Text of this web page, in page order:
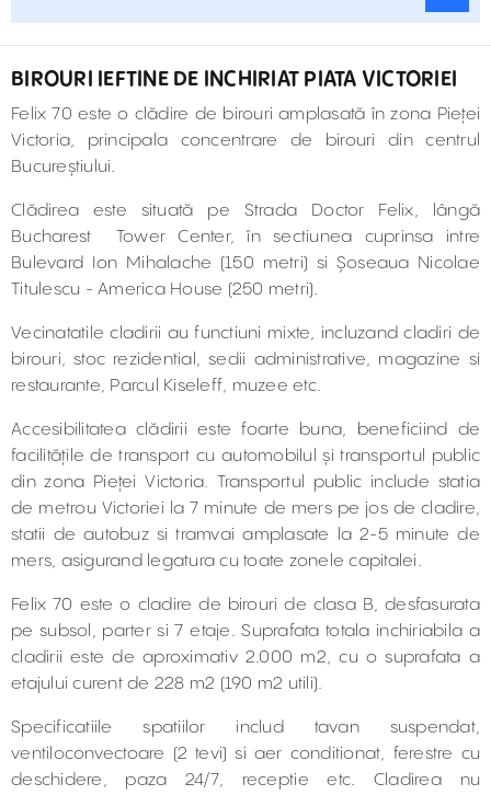
BIROURI IEFTINE DE INCHIRIAT PIATA VICTORIEI
Felix 70 este o clădire de birouri amplasată în zona Pieței
Victoria, principala concentrare de birouri din centrul
Bucureștiului.
Clădirea este situată pe Strada Doctor Felix, lângă
Bucharest Tower Center, în sectiunea cuprinsa intre
Bulevard Ion Mihalache (150 metri) si Șoseaua Nicolae
Titulescu - America House (250 metri).
Vecinatatile cladirii au functiuni mixte, incluzand cladiri de
birouri, stoc rezidential, sedii administrative, magazine si
restaurante, Parcul Kiseleff, muzee etc.
Accesibilitatea clădirii este foarte buna, beneficiind de
facilitățile de transport cu automobilul și transportul public
din zona Pieței Victoria. Transportul public include statia
de metrou Victoriei la 7 minute de mers pe jos de cladire,
statii de autobuz si tramvai amplasate la 2-5 minute de
mers, asigurand legatura cu toate zonele capitalei.
Felix 70 este o cladire de birouri de clasa B, desfasurata
pe subsol, parter si 7 etaje. Suprafata totala inchiriabila a
cladirii este de aproximativ 2.000 m2, cu o suprafata a
etajului curent de 228 m2 (190 m2 utili).
Specificatiile spatiilor includ tavan suspendat,
ventiloconvectoare (2 tevi) si aer conditionat, ferestre cu
deschidere, paza 24/7, receptie etc. Cladirea nu